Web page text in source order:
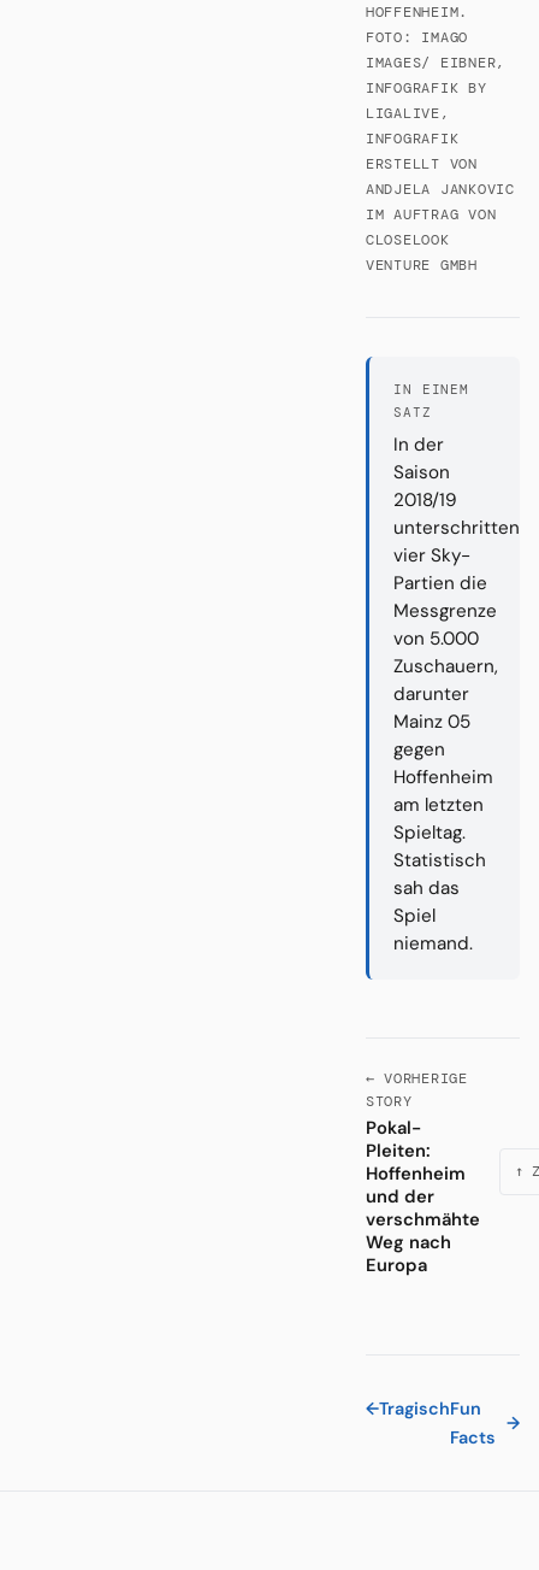
HOFFENHEIM.
FOTO: IMAGO
IMAGES/ EIBNER,
INFOGRAFIK BY
LIGALIVE,
INFOGRAFIK
ERSTELLT VON
ANDJELA JANKOVIC
IM AUFTRAG VON
CLOSELOOK
VENTURE GMBH
IN EINEM
SATZ
In der
Saison
2018/19
unterschritten
vier Sky-
Partien die
Messgrenze
von 5.000
Zuschauern,
darunter
Mainz 05
gegen
Hoffenheim
am letzten
Spieltag.
Statistisch
sah das
Spiel
niemand.
← VORHERIGE
STORY
Pokal-
Pleiten:
Hoffenheim
und der
verschmähte
Weg nach
Europa
↑
←TragischFun
Facts
→